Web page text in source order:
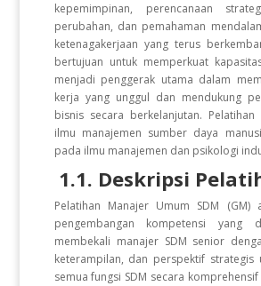
kepemimpinan, perencanaan
perubahan, dan pemahaman
ketenagakerjaan yang terus
bertujuan untuk memperkuat
menjadi penggerak utama dalam
kerja yang unggul dan mendukung
bisnis secara berkelanjutan.
ilmu manajemen sumber daya
pada ilmu manajemen dan psikologi
1.1. Deskripsi
Pelatihan Manajer Umum SDM (GM)
pengembangan kompetensi yang
membekali manajer SDM senior
keterampilan, dan perspektif strategis
semua fungsi SDM secara